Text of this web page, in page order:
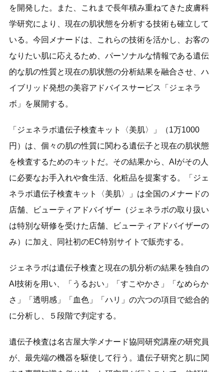
を開発した。また、これまで長年積み重ねてきた皮膚科
学研究により、現在の肌状態を分析する技術も確立して
いる。今回メナードは、これらの技術を活かし、お客の
なりたい肌に応えるため、パーソナルな情報である遺伝
的な肌の性質と現在の肌状態の分析結果を融合させ、ハ
イブリッド発想の美容アドバイスサービス「ジェネラ
ボ」を展開する。
「ジェネラボ遺伝子検査キット〈美肌〉」（1万1000
円）は、個々の肌の性質に関わる遺伝子と現在の肌状態
を検査するためのキットだ。その結果から、AIがその人
に必要なお手入れや食生活、化粧品を提案する。「ジェ
ネラボ遺伝子検査キット〈美肌〉」は全国のメナードの
店舗、ビューティアドバイザー（ジェネラボの取り扱い
は特別な研修を受けた店舗、ビューティアドバイザーの
み）に加え、同社初のEC特別サイトで販売する。
ジェネラボは遺伝子検査と現在の肌分析の結果を独自の
AI技術を用い、「うるおい」「すこやかさ」「なめらか
さ」「透明感」「血色」「ハリ」の六つの項目で総合的
に分析し、５段階で判定する。
遺伝子検査は名古屋大学メナード協同研究講座の研究員
が、最先端の機器を駆使して行う。遺伝子研究と肌に関